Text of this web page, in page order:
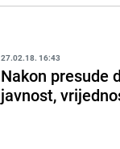
27.02.18. 16:43
Nakon presude
javnost,